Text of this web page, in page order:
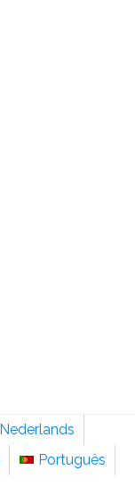
Nederlands
Português